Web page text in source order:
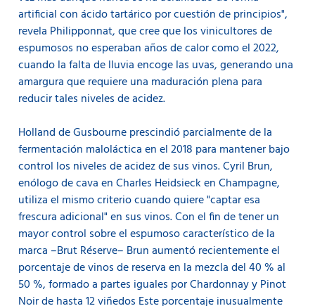
artificial con ácido tartárico por cuestión de principios",
revela Philipponnat, que cree que los vinicultores de
espumosos no esperaban años de calor como el 2022,
cuando la falta de lluvia encoge las uvas, generando una
amargura que requiere una maduración plena para
reducir tales niveles de acidez.
Holland de Gusbourne prescindió parcialmente de la
fermentación maloláctica en el 2018 para mantener bajo
control los niveles de acidez de sus vinos. Cyril Brun,
enólogo de cava en Charles Heidsieck en Champagne,
utiliza el mismo criterio cuando quiere "captar esa
frescura adicional" en sus vinos. Con el fin de tener un
mayor control sobre el espumoso característico de la
marca –Brut Réserve– Brun aumentó recientemente el
porcentaje de vinos de reserva en la mezcla del 40 % al
50 %, formado a partes iguales por Chardonnay y Pinot
Noir de hasta 12 viñedos Este porcentaje inusualmente